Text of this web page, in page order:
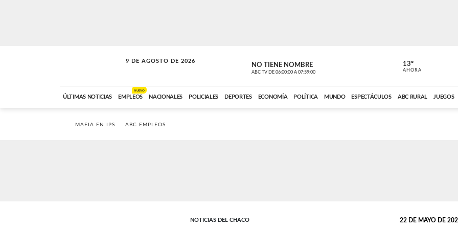
9 DE AGOSTO DE 2026
SOLO MÚSICA NO TIENE NOMBRE
ABC TV DE 06:00:00 A 07:59:00 ABC CARDINAL
13º
AHORA
ÚLTIMAS NOTICIAS EMPLEOS
NUEVO
NACIONALES POLICIALES DEPORTES ECONOMÍA POLÍTICA MUNDO ESPECTÁCULOS ABC RURAL JUEGOS
MAFIA EN IPS ABC EMPLEOS
NOTICIAS DEL CHACO 22 DE MAYO DE